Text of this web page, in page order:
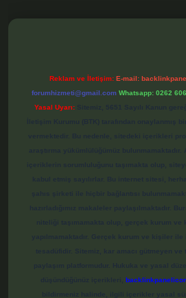
Reklam ve İletişim: E-mail:
forumhizmeti@gmail.com Whatsapp: 0262
Yasal Uyarı: